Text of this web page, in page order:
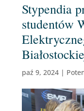
Stypendia
studentów
paź 9, 2024|